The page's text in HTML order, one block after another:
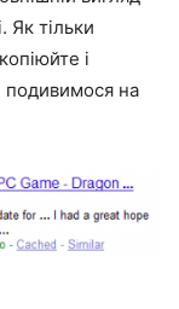
Як тільки
і
подивимося на